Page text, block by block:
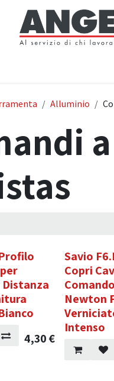
Alluminio
Distanza
4,30€
Savio
Copri
Newton
Intenso